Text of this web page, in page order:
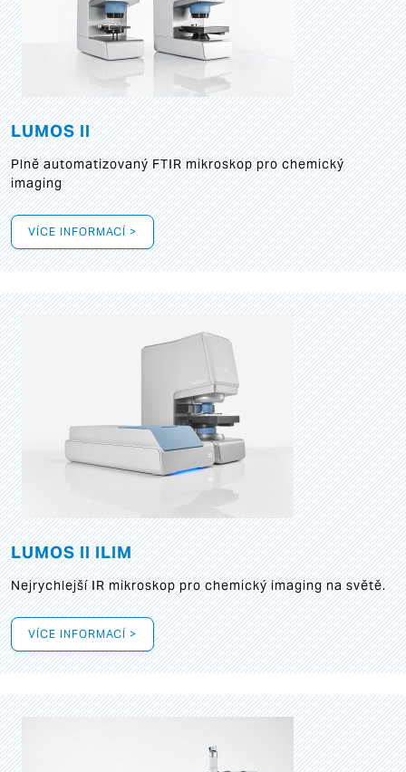
LUMOS II
Plně automatizovaný FTIR mikroskop pro chemický
imaging
VÍCE INFORMACÍ >
LUMOS II ILIM
Nejrychlejší IR mikroskop pro chemický imaging na světě.
VÍCE INFORMACÍ >